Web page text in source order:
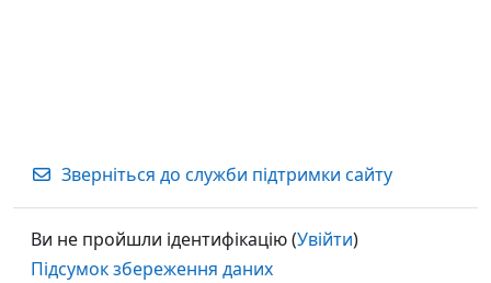
Зверніться до служби підтримки сайту
Ви не пройшли ідентифікацію (Увійти)
Підсумок збереження даних